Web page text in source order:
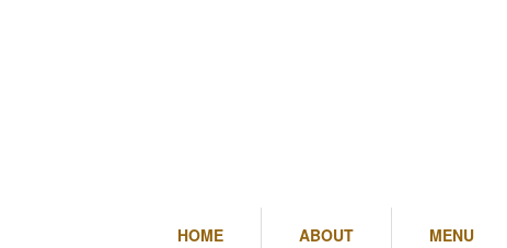
HOME ABOUT MENU